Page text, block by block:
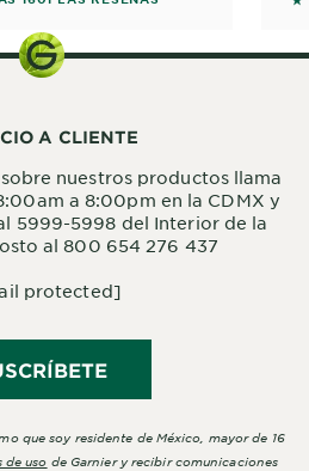
A CLIENTE
nuestros productos llama
a 8:00pm en la CDMX y
5999-5998 del Interior de la
al 800 654 276 437
protected]
que soy residente de México, mayor de 16
de uso de Garnier y recibir comunicaciones